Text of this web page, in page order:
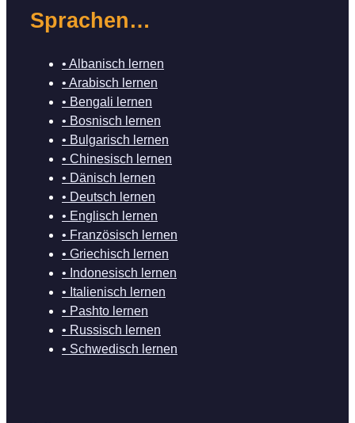
Sprachen…
• Albanisch lernen
• Arabisch lernen
• Bengali lernen
• Bosnisch lernen
• Bulgarisch lernen
• Chinesisch lernen
• Dänisch lernen
• Deutsch lernen
• Englisch lernen
• Französisch lernen
• Griechisch lernen
• Indonesisch lernen
• Italienisch lernen
• Pashto lernen
• Russisch lernen
• Schwedisch lernen